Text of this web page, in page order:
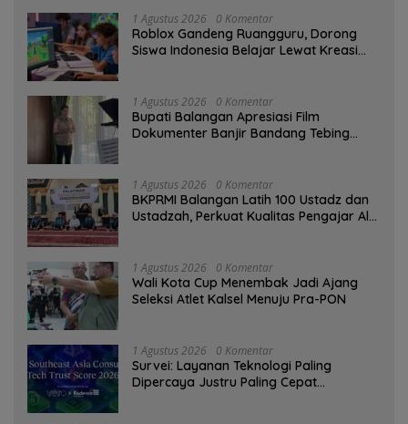
1 Agustus 2026 0 Komentar
Roblox Gandeng Ruangguru, Dorong
Siswa Indonesia Belajar Lewat Kreasi
1 Agustus 2026 0 Komentar
Bupati Balangan Apresiasi Film
Dokumenter Banjir Bandang Tebing
1 Agustus 2026 0 Komentar
BKPRMI Balangan Latih 100 Ustadz dan
Ustadzah, Perkuat Kualitas Pengajar Al-
1 Agustus 2026 0 Komentar
Wali Kota Cup Menembak Jadi Ajang
Seleksi Atlet Kalsel Menuju Pra-PON
1 Agustus 2026 0 Komentar
Survei: Layanan Teknologi Paling
Dipercaya Justru Paling Cepat